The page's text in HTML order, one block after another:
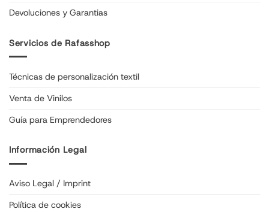
Devoluciones y Garantias
Servicios de Rafasshop
Técnicas de personalización textil
Venta de Vinilos
Guía para Emprendedores
Información Legal
Aviso Legal / Imprint
Política de cookies